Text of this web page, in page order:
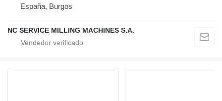
España, Burgos
NC SERVICE MILLING MACHINES S.A.